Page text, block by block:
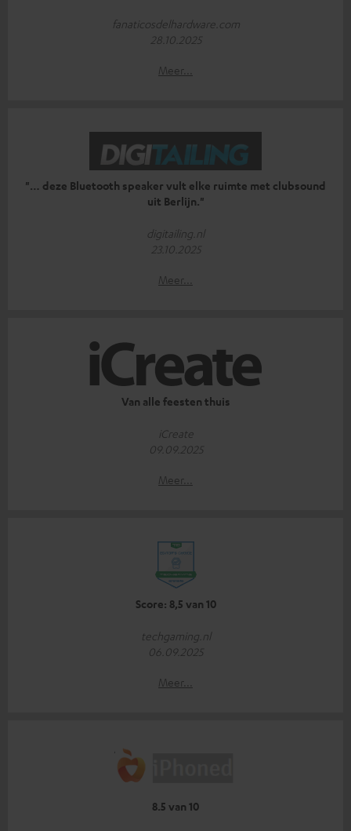
fanaticosdelhardware.com
28.10.2025
Meer...
"… deze Bluetooth speaker vult elke ruimte met clubsound
uit Berlijn."
digitailing.nl
23.10.2025
Meer...
Van alle feesten thuis
iCreate
09.09.2025
Meer...
Score: 8,5 van 10
techgaming.nl
06.09.2025
Meer...
8.5 van 10